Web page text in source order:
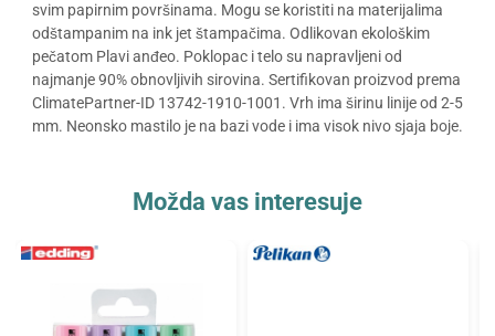
svim papirnim površinama. Mogu se koristiti na materijalima
odštampanim na ink jet štampačima. Odlikovan ekološkim
pečatom Plavi anđeo. Poklopac i telo su napravljeni od
najmanje 90% obnovljivih sirovina. Sertifikovan proizvod prema
ClimatePartner-ID 13742-1910-1001. Vrh ima širinu linije od 2-5
mm. Neonsko mastilo je na bazi vode i ima visok nivo sjaja boje.
Možda vas interesuje